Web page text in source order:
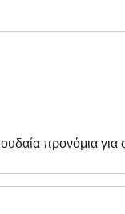
προνόμια για